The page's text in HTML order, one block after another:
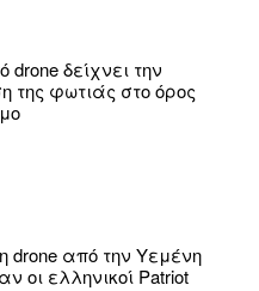
drone δείχνει την
της φωτιάς στο όρος
drone από την Υεμένη
οι ελληνικοί Patriot